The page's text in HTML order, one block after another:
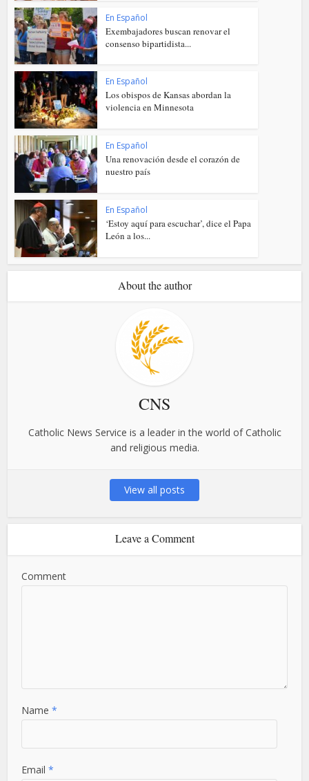
En Español
Exembajadores buscan renovar el
consenso bipartidista...
En Español
Los obispos de Kansas abordan la
violencia en Minnesota
En Español
Una renovación desde el corazón de
nuestro país
En Español
‘Estoy aquí para escuchar’, dice el Papa
León a los...
About the author
CNS
Catholic News Service is a leader in the world of Catholic
and religious media.
View all posts
Leave a Comment
Comment
Name*
Email*